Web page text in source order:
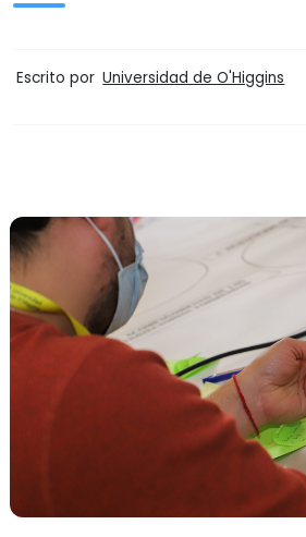
Escrito por Universidad de O'Higgins